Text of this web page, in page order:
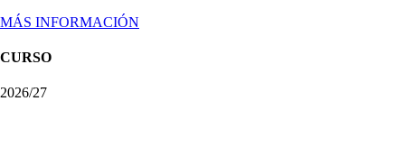
MÁS INFORMACIÓN
CURSO
2026/27